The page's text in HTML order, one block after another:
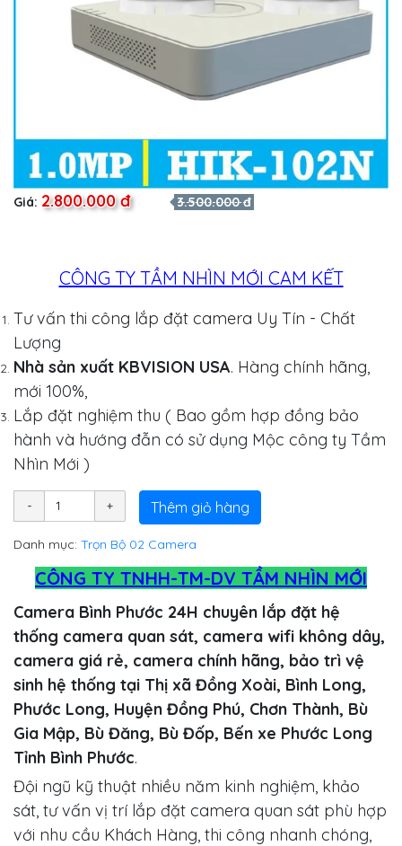
Giá: 2.800.000 đ 3.500.000 đ
CÔNG TY TẦM NHÌN MỚI CAM KẾT
Tư vấn thi công lắp đặt camera Uy Tín - Chất
Lượng
Nhà sản xuất KBVISION USA. Hàng chính hãng,
mới 100%,
Lắp đặt nghiệm thu ( Bao gồm hợp đồng bảo
hành và hướng đẫn có sử dụng Mộc công ty Tầm
Nhìn Mới )
Thêm giỏ hàng
Danh mục: Trọn Bộ 02 Camera
CÔNG TY TNHH-TM-DV TẦM NHÌN MỚI
Camera Bình Phước 24H chuyên lắp đặt hệ
thống camera quan sát, camera wifi không dây,
camera giá rẻ, camera chính hãng, bảo trì vệ
sinh hệ thống tại Thị xã Đồng Xoài, Bình Long,
Phước Long, Huyện Đồng Phú, Chơn Thành, Bù
Gia Mập, Bù Đăng, Bù Đốp, Bến xe Phước Long
Tỉnh Bình Phước.
Đội ngũ kỹ thuật nhiều năm kinh nghiệm, khảo
sát, tư vấn vị trí lắp đặt camera quan sát phù hợp
với nhu cầu Khách Hàng, thi công nhanh chóng,